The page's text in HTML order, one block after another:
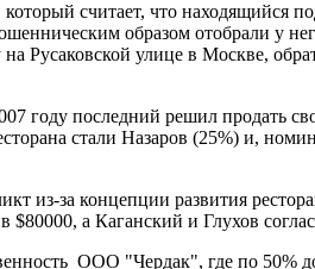
считает, что находящийся
образом отобрали у
Русаковской улице в Москве,
году последний решил продать
стали Назаров (25%) и,
из-за концепции развития
а Каганский и Глухов
ООО "Чердак", где по 50%